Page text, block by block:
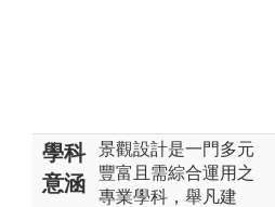
學科
意涵
景觀設計是一門多元
豐富且需綜合運用之
專業學科，舉凡建